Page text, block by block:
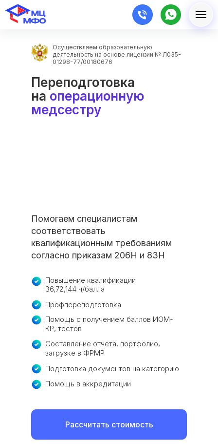
Помогаем специалистам
соответствовать
квалификационным требованиям
согласно приказам 206Н и 83Н
Рассчитать стоимость
Переподготовка
на операционную
медсестру
Повышение квалификации
36,72,144 ч/балла
Профпереподготовка
Помощь с получением баллов ИОМ-
КР, тестов
Подготовка документов на категорию
Составление отчета, портфолио,
загрузке в ФРМР
Помощь в аккредитации
Осуществляем образовательную
деятельность на основе лицензии № Л035-
01298-77/00180676